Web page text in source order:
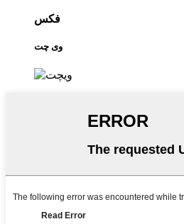
فکس
وی چت